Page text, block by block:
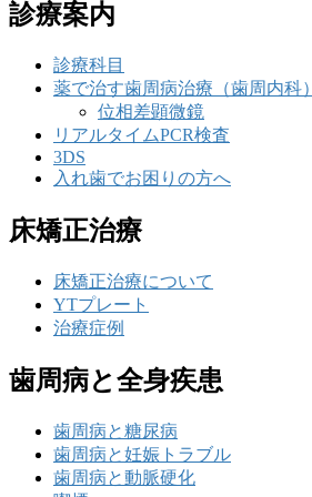
診療案内
診療科目
薬で治す歯周病治療（歯周内科）
位相差顕微鏡
リアルタイムPCR検査
3DS
入れ歯でお困りの方へ
床矯正治療
床矯正治療について
YTプレート
治療症例
歯周病と全身疾患
歯周病と糖尿病
歯周病と妊娠トラブル
歯周病と動脈硬化